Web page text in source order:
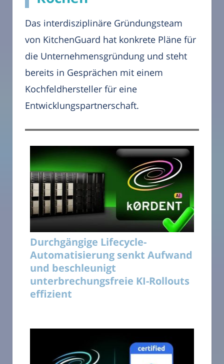
Das interdisziplinäre Gründungsteam
von KitchenGuard hat konkrete Pläne für
die Unternehmensgründung und steht
bereits in Gesprächen mit einem
Kochfeldhersteller für eine
Entwicklungspartnerschaft.
Durchgängige Lifecycle-
Automatisierung senkt Aufwand
und beschleunigt
unterbrechungsfreie KI-Rollouts
effizient